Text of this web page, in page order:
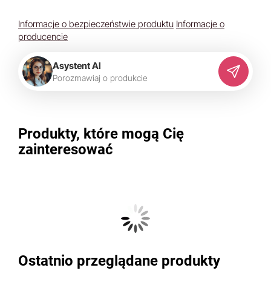
Informacje o bezpieczeństwie produktu Informacje o
producencie
Asystent AI
Porozmawiaj o produkcie
Produkty, które mogą Cię
zainteresować
Ostatnio przeglądane produkty